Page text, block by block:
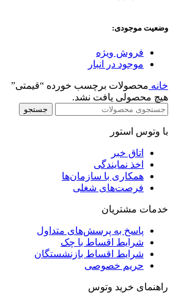
وضعیت موجودی:
فروش ویژه
موجود در انبار
خانه محصولات برچسب خورده “قیمتی”
هیچ محصولی یافت نشد.
جستجو
با وتوس استور
اتاق خبر
اخذ نمایندگی
همکاری با سازمان‌ها
فرصت‌های شغلی
خدمات مشتریان
پاسخ به پرسش‌های متداول
شرایط اقساط با چک
شرایط اقساط بازنشستگان
حریم خصوصی
راهنمای خرید وتوس